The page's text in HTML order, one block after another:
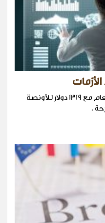
سجّل الذهب أعلى رقمٍ له هذا العام مع 1319 دولار للأونصة
.